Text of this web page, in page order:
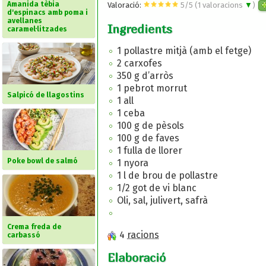
Amanida tèbia
d'espinacs amb poma i
avellanes
caramel·litzades
Salpicó de llagostins
Poke bowl de salmó
Crema freda de
carbassó
Valoració: 5 /5 (1 valoracions ▼ )
Ingredients
1 pollastre mitjà (amb el fetge)
2 carxofes
350 g d’arròs
1 pebrot morrut
1 all
1 ceba
100 g de pèsols
100 g de faves
1 fulla de llorer
1 nyora
1 l de brou de pollastre
1/2 got de vi blanc
Oli, sal, julivert, safrà
4 racions
Elaboració